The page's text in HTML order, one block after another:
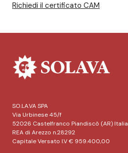
Richiedi il certificato CAM
SO.LA.VA SPA
Via Urbinese 45/f
52026 Castelfranco Piandiscò (AR) Italia
REA di Arezzo n.28292
Capitale Versato I.V € 959.400,00